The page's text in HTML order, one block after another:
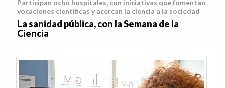
Participan ocho hospitales, con iniciativas que fomentan
vocaciones científicas y acercan la ciencia a la sociedad
La sanidad pública, con la Semana de la
Ciencia